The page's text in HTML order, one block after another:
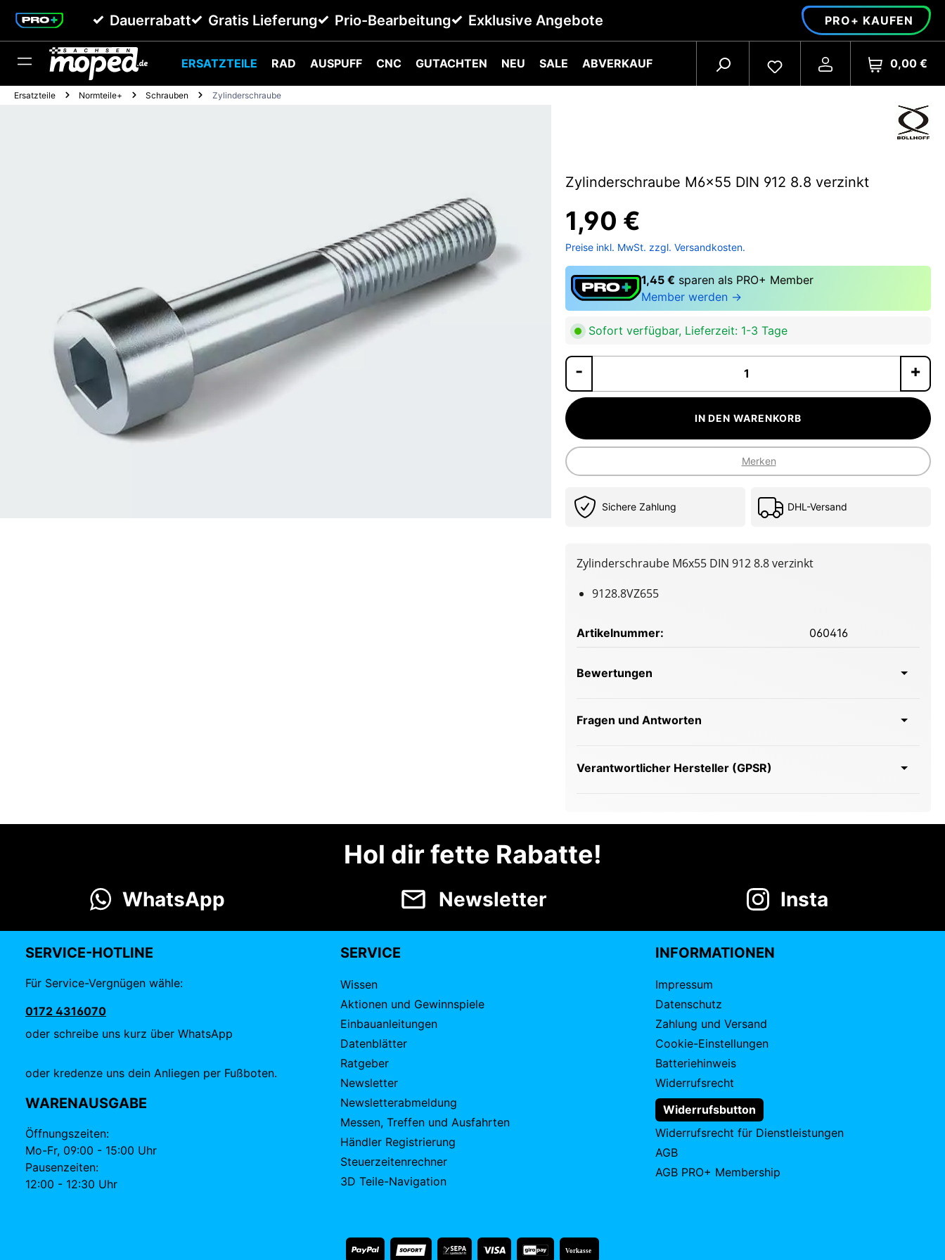
Zur Hauptnavigation springen
Dauerrabatt Gratis Lieferung Prio-Bearbeitung Exklusive Angebote PRO+ KAUFEN
ERSATZTEILE RAD AUSPUFF CNC GUTACHTEN NEU SALE ABVERKAUF 0,00 €
Ersatzteile Normteile+ Schrauben Zylinderschraube
Zylinderschraube M6x55 DIN 912 8.8 verzinkt
1,90 €
Preise inkl. MwSt. zzgl. Versandkosten.
1,45 € sparen als PRO+ Member
Member werden →
Sofort verfügbar, Lieferzeit: 1-3 Tage
IN DEN WARENKORB
Merken
Sichere Zahlung DHL-Versand
Zylinderschraube M6x55 DIN 912 8.8 verzinkt
9128.8VZ655
Artikelnummer: 060416
Bewertungen
Fragen und Antworten
Verantwortlicher Hersteller (GPSR)
Hol dir fette Rabatte!
WhatsApp Newsletter Insta
SERVICE-HOTLINE
Für Service-Vergnügen wähle:
0172 4316070
oder schreibe uns kurz über WhatsApp
oder kredenze uns dein Anliegen per Fußboten.
WARENAUSGABE
Öffnungszeiten:
Mo-Fr, 09:00 - 15:00 Uhr
Pausenzeiten:
12:00 - 12:30 Uhr
SERVICE
Wissen
Aktionen und Gewinnspiele
Einbauanleitungen
Datenblätter
Ratgeber
Newsletter
Newsletterabmeldung
Messen, Treffen und Ausfahrten
Händler Registrierung
Steuerzeitenrechner
3D Teile-Navigation
INFORMATIONEN
Impressum
Datenschutz
Zahlung und Versand
Cookie-Einstellungen
Batteriehinweis
Widerrufsrecht
Widerrufsbutton
Widerrufsrecht für Dienstleistungen
AGB
AGB PRO+ Membership
Vorkasse